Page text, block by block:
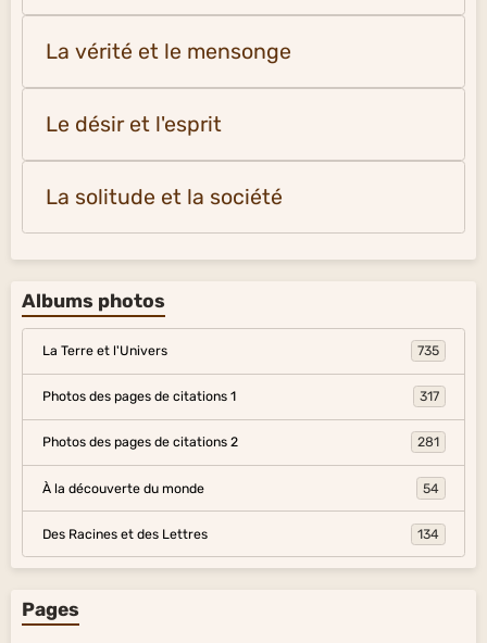
La vérité et le mensonge
Le désir et l'esprit
La solitude et la société
Albums photos
La Terre et l'Univers 735
Photos des pages de citations 1 317
Photos des pages de citations 2 281
À la découverte du monde 54
Des Racines et des Lettres 134
Pages